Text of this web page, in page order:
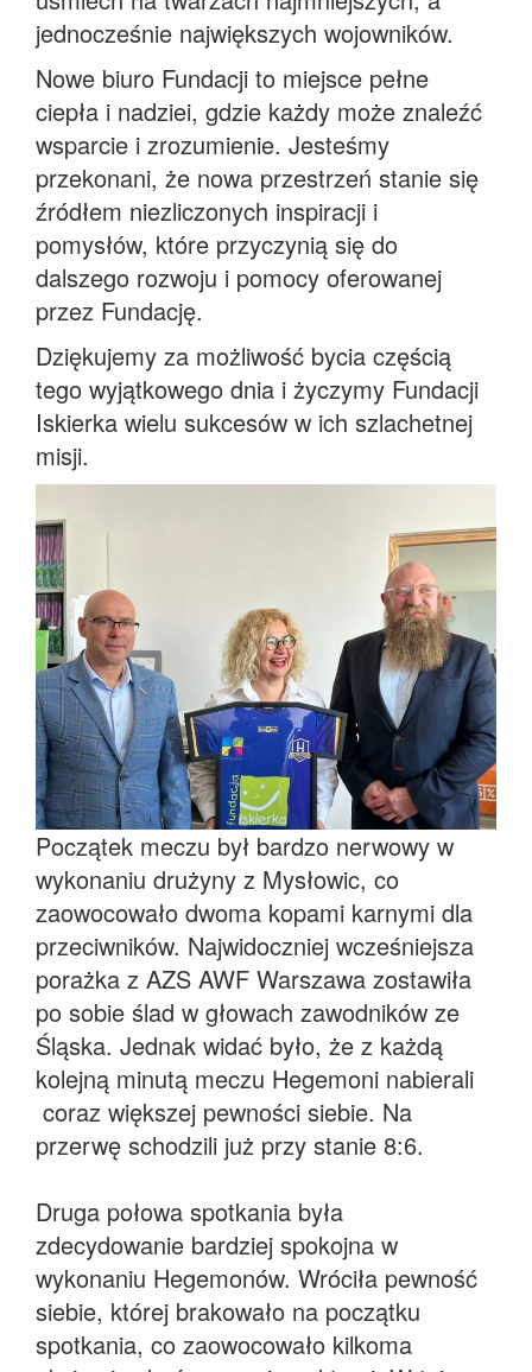
jednocześnie największych wojowników.
Nowe biuro Fundacji to miejsce pełne
ciepła i nadziei, gdzie każdy może znaleźć
wsparcie i zrozumienie. Jesteśmy
przekonani, że nowa przestrzeń stanie się
źródłem niezliczonych inspiracji i
pomysłów, które przyczynią się do
dalszego rozwoju i pomocy oferowanej
przez Fundację.
Dziękujemy za możliwość bycia częścią
tego wyjątkowego dnia i życzymy Fundacji
Iskierka wielu sukcesów w ich szlachetnej
misji.
Początek meczu był bardzo nerwowy w
wykonaniu drużyny z Mysłowic, co
zaowocowało dwoma kopami karnymi dla
przeciwników. Najwidoczniej wcześniejsza
porażka z AZS AWF Warszawa zostawiła
po sobie ślad w głowach zawodników ze
Śląska. Jednak widać było, że z każdą
kolejną minutą meczu Hegemoni nabierali
coraz większej pewności siebie. Na
przerwę schodzili już przy stanie 8:6.
Druga połowa spotkania była
zdecydowanie bardziej spokojna w
wykonaniu Hegemonów. Wróciła pewność
siebie, której brakowało na początku
spotkania, co zaowocowało kilkoma